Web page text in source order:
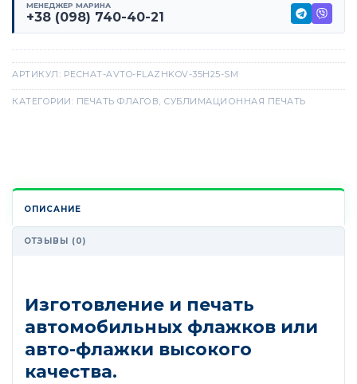
МЕНЕДЖЕР МАРИНА
+38 (098) 740-40-21
АРТИКУЛ: PECHAT-AVTO-FLAZHKOV-35H25-SM
КАТЕГОРИИ: ПЕЧАТЬ ФЛАГОВ, СУБЛИМАЦИОННАЯ ПЕЧАТЬ
ОПИСАНИЕ
ОТЗЫВЫ (0)
Изготовление и печать
автомобильных флажков или
авто-флажки высокого
качества.